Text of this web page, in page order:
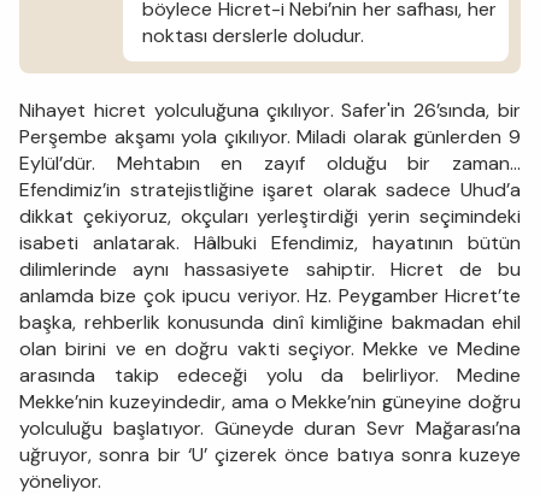
böylece Hicret-i Nebi’nin her safhası, her
noktası derslerle doludur.
Nihayet hicret yolculuğuna çıkılıyor. Safer'in 26’sında, bir
Perşembe akşamı yola çıkılıyor. Miladi olarak günlerden 9
Eylül’dür. Mehtabın en zayıf olduğu bir zaman…
Efendimiz’in stratejistliğine işaret olarak sadece Uhud’a
dikkat çekiyoruz, okçuları yerleştirdiği yerin seçimindeki
isabeti anlatarak. Hâlbuki Efendimiz, hayatının bütün
dilimlerinde aynı hassasiyete sahiptir. Hicret de bu
anlamda bize çok ipucu veriyor. Hz. Peygamber Hicret’te
başka, rehberlik konusunda dinî kimliğine bakmadan ehil
olan birini ve en doğru vakti seçiyor. Mekke ve Medine
arasında takip edeceği yolu da belirliyor. Medine
Mekke’nin kuzeyindedir, ama o Mekke’nin güneyine doğru
yolculuğu başlatıyor. Güneyde duran Sevr Mağarası’na
uğruyor, sonra bir ‘U’ çizerek önce batıya sonra kuzeye
yöneliyor.